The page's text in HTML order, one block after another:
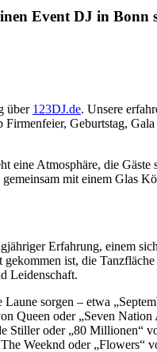
Event DJ in Bonn
über 123DJ.de. Unsere
Geburtstag,
eine Atmosphäre, die
mit einem Glas
Erfahrung, einem
ist, die
Leidenschaft.
sorgen – etwa
oder „Seven
Stiller oder „80
Weeknd oder „Flowers“